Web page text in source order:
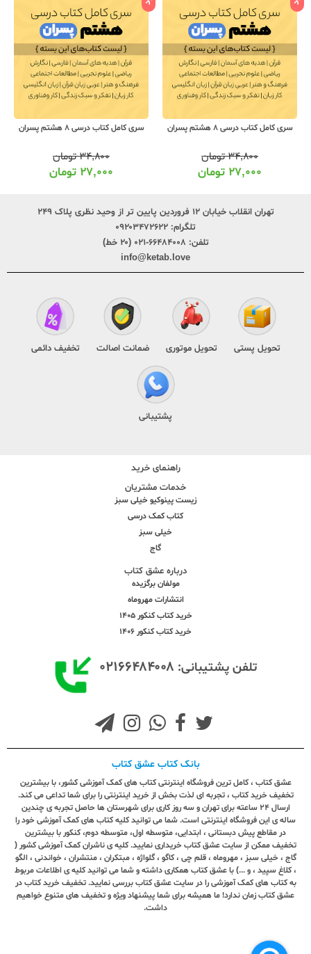
سری کامل کتاب درسی 8 هشتم پسران
۳۴,۸۰۰تومان
۲۷,۰۰۰ تومان
سری کامل کتاب درسی 8 هشتم پسران
۳۴,۸۰۰تومان
۲۷,۰۰۰ تومان
تهران انقلاب خیابان ۱۲ فروردین پایین تر از وحید نظری پلاک ۲۴۹
تلگرام: ۰۹۲۰۳۴۷۲۶۲۲
تلفن: ۶۶۴۸۴۰۰۸-۰۲۱ (۲۰ خط)
info@ketab.love
تحویل پستی تحویل موتوری ضمانت اصالت تخفیف دائمی
پشتیبانی
راهنمای خرید
خدمات مشتریان
زیست پینوکیو خیلی سبز
کتاب کمک درسی
خیلی سبز
گاج
درباره عشق کتاب
مولفان برگزیده
انتشارات مهروماه
خرید کتاب کنکور 1405
خرید کتاب کنکور 1406
تلفن پشتیبانی: ۰۲۱۶۶۴۸۴۰۰۸
بانک کتاب عشق کتاب
عشق کتاب ، کامل ترین فروشگاه اینترنتی کتاب های کمک آموزشی کشور، با بیشترین
تخفیف خرید کتاب ، تجربه ای لذت بخش از خرید اینترنتی را برای شما تداعی می کند.
ارسال ٢٤ ساعته برای تهران و سه روز کاری برای شهرستان ها حاصل تجربه ی چندین
ساله ی این فروشگاه اینترنتی است. شما می توانید کلیه کتاب های کمک آموزشی خود را
در مقاطع پیش دبستانی ، ابتدایی، متوسطه اول، متوسطه دوم، کنکور با بیشترین
تخفیف ممکن از سایت عشق کتاب خریداری نمایید. کلیه ی ناشران کمک آموزشی کشور (
گاج ، خیلی سبز ، مهروماه ، قلم چی ، کاگو ، گلواژه ، مبتکران ، منتشران ، خواندنی ، الگو
، کلاغ سپید ، و ...) با عشق کتاب همکاری داشته و شما می توانید کلیه ی اطلاعات مربوط
به کتاب های کمک آموزشی را در سایت عشق کتاب بررسی نمایید. تخفیف خرید کتاب در
عشق کتاب زمان ندارد! ما همیشه برای شما پیشنهاد ویژه و تخفیف های متنوع خواهیم
داشت.